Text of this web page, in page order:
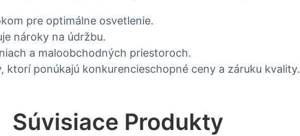
pre optimálne osvetlenie.
nároky na údržbu.
a maloobchodných priestoroch.
ponúkajú konkurencieschopné ceny a záruku kvality.
Súvisiace Produkty